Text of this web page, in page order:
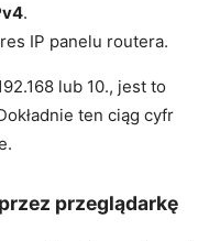
.
IP panelu routera.
lub 10., jest to
ten ciąg cyfr
przeglądarkę